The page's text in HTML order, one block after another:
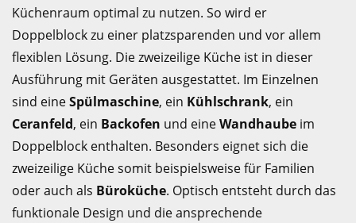
Küchenraum optimal zu nutzen. So wird er
Doppelblock zu einer platzsparenden und vor allem
flexiblen Lösung. Die zweizeilige Küche ist in dieser
Ausführung mit Geräten ausgestattet. Im Einzelnen
sind eineSpülmaschine, ein Kühlschrank, ein
Ceranfeld, ein Backofen und eineWandhaube im
Doppelblock enthalten. Besonders eignet sich die
zweizeilige Küche somit beispielsweise für Familien
oder auch als Büroküche. Optisch entsteht durch das
funktionale Design und die ansprechende